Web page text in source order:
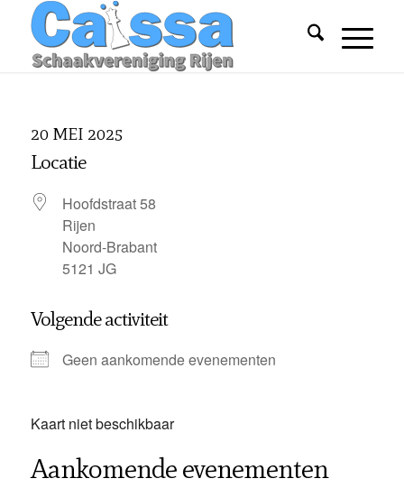
20 MEI 2025
Locatie
Hoofdstraat 58
Rijen
Noord-Brabant
5121 JG
Volgende activiteit
Geen aankomende evenementen
Kaart niet beschikbaar
Aankomende evenementen